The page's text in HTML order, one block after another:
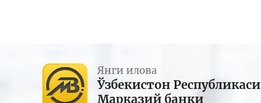
Янги илова
Ўзбекистон Республикаси
Марказий банки